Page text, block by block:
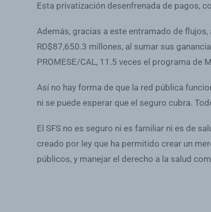
Esta privatización desenfrenada de pagos,
Además, gracias a este entramado de
RD$87,650.3 millones, al sumar sus
PROMESE/CAL, 11.5 veces el programa
Así no hay forma de que la red pública
ni se puede esperar que el seguro cubra.
El SFS no es seguro ni es familiar ni es de
creado por ley que ha permitido crear un
públicos, y manejar el derecho a la salud